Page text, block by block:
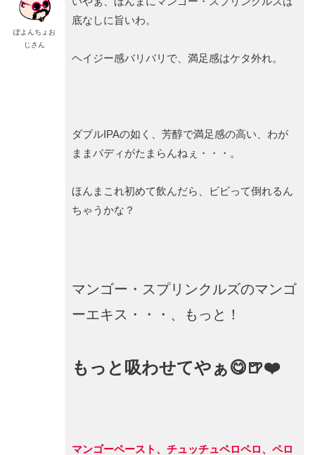
ぽよんちょお
じさん
底なしに旨いわ。
ヘイジー感バリバリで、満足感はケタ外れ。
ダブルIPAの如く、芳醇で満足感の高い、わが
ままバディがたまらんねぇ・・・。
ほんまこれ初めて飲んだら、ビビって倒れるん
ちゃうかな？
マンゴー・スプリンクルズのマンゴ
ーエキス・・・、もっと！
もっと吸わせてやぁ😋🍺❤️
マンゴーペースト、チュッチュペロペロ、ペロ